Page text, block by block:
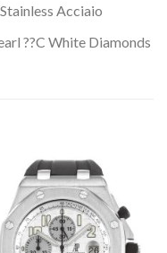
Acciaio
??C White Diamonds